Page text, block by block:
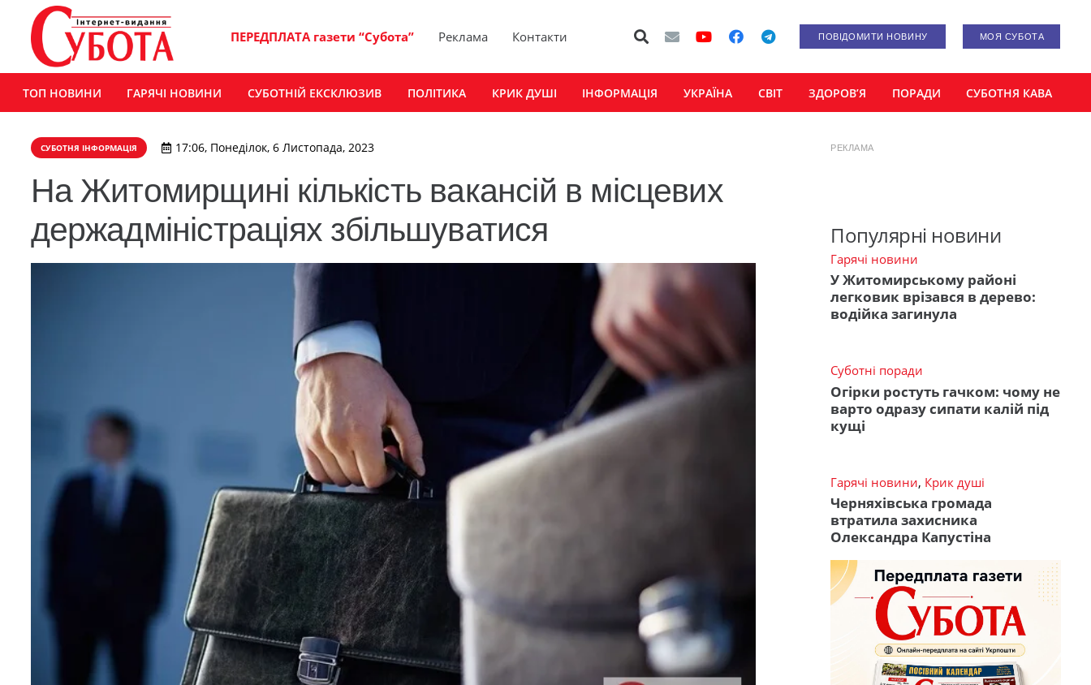
ПЕРЕДПЛАТА газети “Субота” Реклама Контакти ПОВІДОМИТИ НОВИНУ МОЯ СУБОТА
ТОП НОВИНИ ГАРЯЧІ НОВИНИ СУБОТНІЙ ЕКСКЛЮЗИВ ПОЛІТИКА КРИК ДУШІ ІНФОРМАЦІЯ УКРАЇНА СВІТ ЗДОРОВ’Я ПОРАДИ СУБОТНЯ КАВА
СУБОТНЯ ІНФОРМАЦІЯ 17:06, Понеділок, 6 Листопада, 2023
На Житомирщині кількість вакансій в місцевих
держадміністраціях збільшуватися
РЕКЛАМА
Популярні новини
Гарячі новини
У Житомирському районі
легковик врізався в дерево:
водійка загинула
Суботні поради
Огірки ростуть гачком: чому не
варто одразу сипати калій під
кущі
Гарячі новини, Крик душі
Черняхівська громада
втратила захисника
Олександра Капустіна